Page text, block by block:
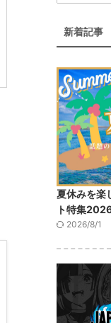
新着記事
夏休みを楽
ト特集
2026/8/1